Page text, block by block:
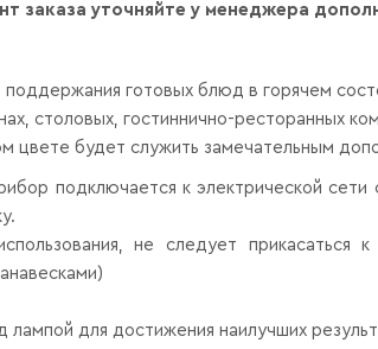
заказа уточняйте у менеджера
поддержания готовых блюд в горячем
столовых, гостиннично-ресторанных
цвете будет служить замечательным
подключается к электрической
не следует прикасаться
для достижения наилучших